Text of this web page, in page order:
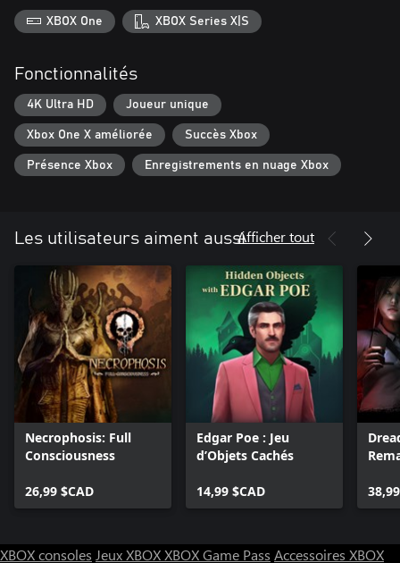
XBOX One XBOX Series X|S
Fonctionnalités
4K Ultra HD Joueur unique
Xbox One X améliorée Succès Xbox
Présence Xbox Enregistrements en nuage Xbox
Les utilisateurs aiment aussiAfficher tout
Necrophosis: Full
Consciousness
26,99 $CAD
Edgar Poe : Jeu
d’Objets Cachés
14,99 $CAD
XBOX consoles Jeux XBOXXBOX Game Pass Accessoires XBOX